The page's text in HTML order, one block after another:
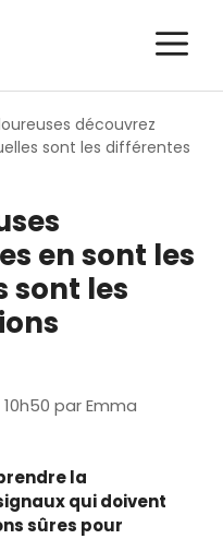
découvrez
sont les différentes
en sont les
sont les
parEmma
la
qui doivent
sûres pour